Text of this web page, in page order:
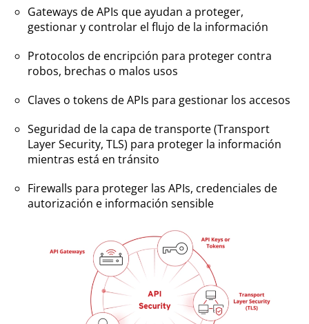
Gateways de APIs que ayudan a proteger,
gestionar y controlar el flujo de la información
Protocolos de encripción para proteger contra
robos, brechas o malos usos
Claves o tokens de APIs para gestionar los accesos
Seguridad de la capa de transporte (Transport
Layer Security, TLS) para proteger la información
mientras está en tránsito
Firewalls para proteger las APIs, credenciales de
autorización e información sensible